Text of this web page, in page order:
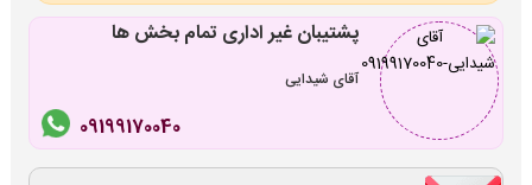
پشتیبان غیر اداری تمام بخش ها
آقای شیدایی
09199170040